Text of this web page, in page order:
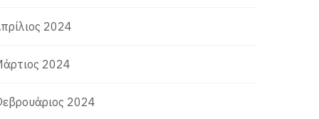
2024
2024
2024